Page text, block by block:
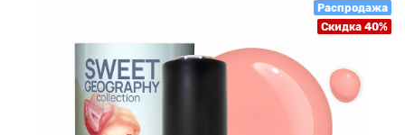
Распродажа
Скидка 40%